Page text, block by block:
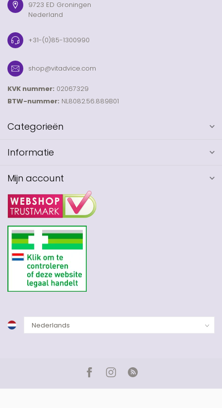
9723 ED Groningen
Nederland
+31-(0)85-1300990
shop@vitadvice.com
KVK nummer: 02067329
BTW-nummer: NL8082.56.889B01
Categorieën
Informatie
Mijn account